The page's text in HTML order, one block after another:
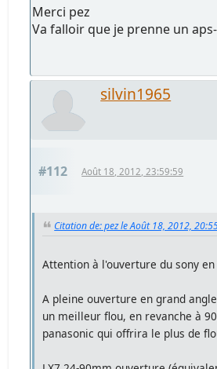
Merci pez
Va falloir que je prenne un
silvin1965
#112 Août 18, 2012, 23:59:59
Citation de: pez le Août 18, 2012,
Attention à l'ouverture du sony
A pleine ouverture en grand
un meilleur flou, en revanche à
panasonic qui offrira le plus de